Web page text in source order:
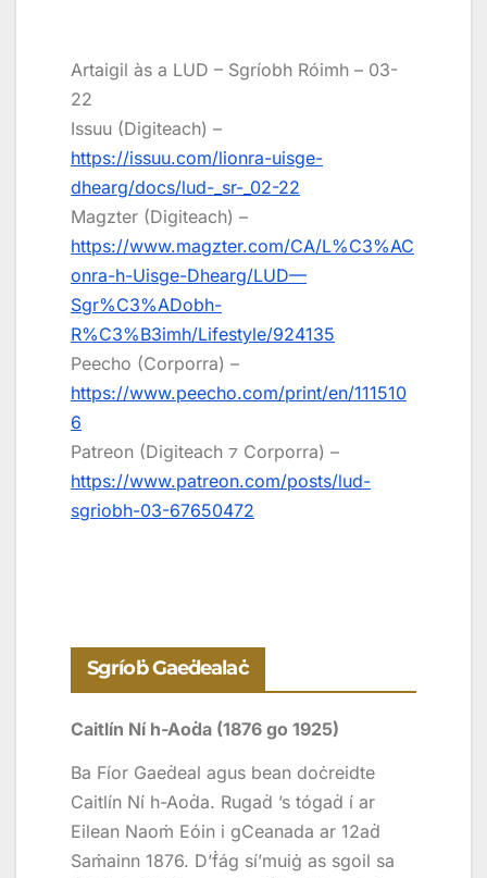
Artaigil às a LUD – Sgríobh Róimh – 03-
22
Issuu (Digiteach) –
https://issuu.com/lionra-uisge-
dhearg/docs/lud-_sr-_02-22
Magzter (Digiteach) –
https://www.magzter.com/CA/L%C3%AC
onra-h-Uisge-Dhearg/LUD—
Sgr%C3%ADobh-
R%C3%B3imh/Lifestyle/924135
Peecho (Corporra) –
https://www.peecho.com/print/en/111510
6
Patreon (Digiteach ⁊ Corporra) –
https://www.patreon.com/posts/lud-
sgriobh-03-67650472
Sgríoḃ Gaeḋealaċ
Caitlín Ní h-Aoḋa (1876 go 1925)
Ba Fíor Gaeḋeal agus bean doċreidte
Caitlín Ní h-Aoḋa. Rugaḋ ’s tógaḋ í ar
Eilean Naoṁ Eóin i gCeanada ar 12aḋ
Saṁainn 1876. D’ḟág sí’muiġ as sgoil sa